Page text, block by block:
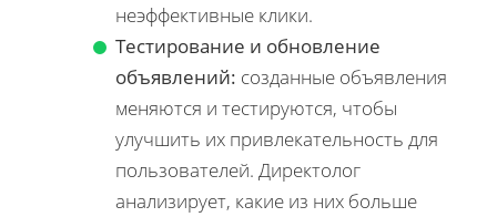
неэффективные клики.
Тестирование и обновление
объявлений: созданные объявления
меняются и тестируются, чтобы
улучшить их привлекательность для
пользователей. Директолог
анализирует, какие из них больше